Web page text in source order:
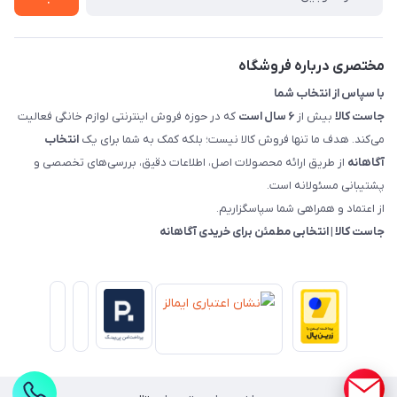
مختصری درباره فروشگاه
با سپاس از انتخاب شما
جاست کالا بیش از ۶ سال است
که در حوزه فروش اینترنتی لوازم خانگی فعالیت
می‌کند. هدف ما تنها فروش کالا نیست؛ بلکه کمک به شما برای یک انتخاب
آگاهانه از طریق ارائه محصولات اصل، اطلاعات دقیق، بررسی‌های تخصصی و
پشتیبانی مسئولانه است.
از اعتماد و همراهی شما سپاسگزاریم.
جاست کالا | انتخابی مطمئن برای خریدی آگاهانه